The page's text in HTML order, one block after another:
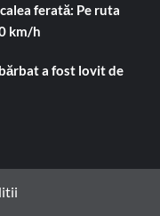
ferată: Pe ruta
km/h
a fost lovit de